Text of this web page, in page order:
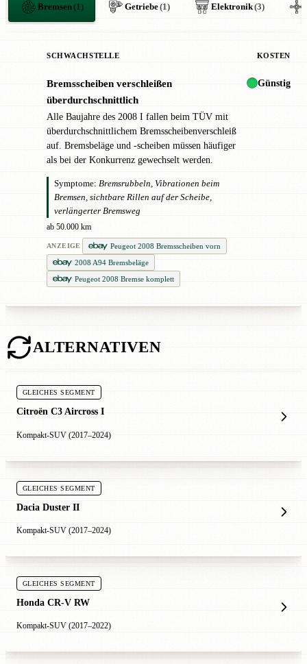
Bremsen(1) Getriebe(1) Elektronik(3)
SCHWACHSTELLE KOSTEN
Bremsscheiben verschleißen
überdurchschnittlich
Alle Baujahre des 2008 I fallen beim TÜV mit
überdurchschnittlichem Bremsscheibenverschleiß
auf. Bremsbeläge und -scheiben müssen häufiger
als bei der Konkurrenz gewechselt werden.
Symptome: Bremsrubbeln, Vibrationen beim
Bremsen, sichtbare Rillen auf der Scheibe,
verlängerter Bremsweg
ab 50.000 km
ANZEIGE
Peugeot 2008 Bremsscheiben vorn
2008 A94 Bremsbeläge
Peugeot 2008 Bremse komplett
Günstig
ALTERNATIVEN
GLEICHES SEGMENT
Citroën C3 Aircross I
Kompakt-SUV (2017–2024)
GLEICHES SEGMENT
Dacia Duster II
Kompakt-SUV (2017–2024)
GLEICHES SEGMENT
Honda CR-V RW
Kompakt-SUV (2017–2022)